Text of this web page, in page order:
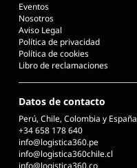
Eventos
Nosotros
Aviso Legal
Política de privacidad
Política de cookies
Libro de reclamaciones
Datos de contacto
Perú, Chile, Colombia y España
+34 658 178 640
info@logistica360.pe
info@logistica360chile.cl
info@logistica360.co